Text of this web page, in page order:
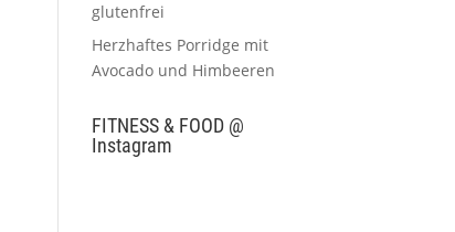
glutenfrei
Herzhaftes Porridge mit
Avocado und Himbeeren
FITNESS & FOOD @
Instagram